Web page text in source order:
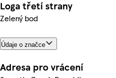
Loga třetí strany
Zelený bod
Údaje o značce
Adresa pro vrácení